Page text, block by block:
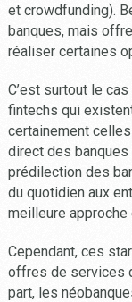
et crowdfunding).
banques, mais
réaliser certaines
C’est surtout le
fintechs qui
certainement
direct des
prédilection des
du quotidien aux
meilleure
Cependant, ces
offres de services
part, les